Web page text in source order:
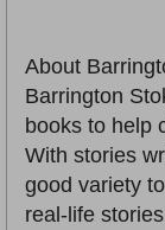
About
Barrington
books to help
With stories
good variety
real-life